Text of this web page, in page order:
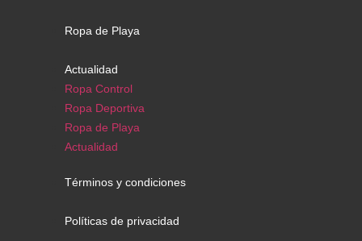
Ropa de Playa
Actualidad
Ropa Control
Ropa Deportiva
Ropa de Playa
Actualidad
Términos y condiciones
Políticas de privacidad